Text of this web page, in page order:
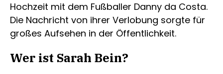
Hochzeit mit dem Fußballer Danny da Costa.
Die Nachricht von ihrer Verlobung sorgte für
großes Aufsehen in der Öffentlichkeit.
Wer ist Sarah Bein?